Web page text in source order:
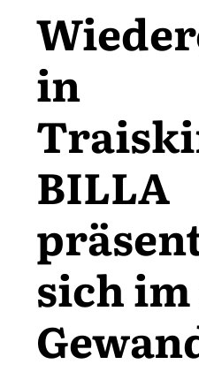
Kontakt
in
BILLA
sich